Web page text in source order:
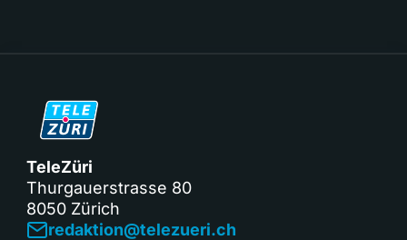
TeleZüri
Thurgauerstrasse 80
8050 Zürich
redaktion@telezueri.ch